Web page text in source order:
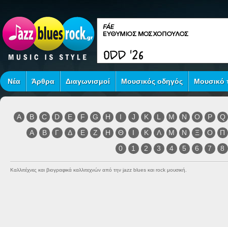
Νέα Άρθρα Διαγωνισμοί Μουσικός οδηγός Μουσικό
A B C D E F G H I J K L M N O P
Q
Α
Β Γ Δ Ε Ζ Η Θ Ι Κ Λ Μ Ν Ξ Ο
Π
0
1 2 3 4 5 6 7 8
Καλλιτέχνες και βιογραφικά καλλιτεχνών από την jazz blues και rock μουσική.